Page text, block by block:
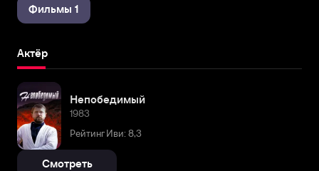
Фильмы 1
Актёр
Непобедимый
1983
Рейтинг Иви: 8,3
Смотреть